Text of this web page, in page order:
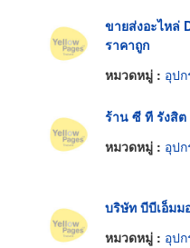
ขายส่งอะไหล่
ราคาถูก
หมวดหมู่ : อุปก
ร้าน ซี ที รังสิต
หมวดหมู่ : อุปก
บริษัท บีบีเอ็มม
หมวดหมู่ : อุปก